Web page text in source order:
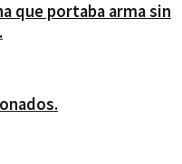
que portaba arma sin